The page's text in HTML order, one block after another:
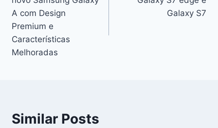
artigos
A com Design
Premium e
Características
Melhoradas
Galaxy S7
Similar Posts